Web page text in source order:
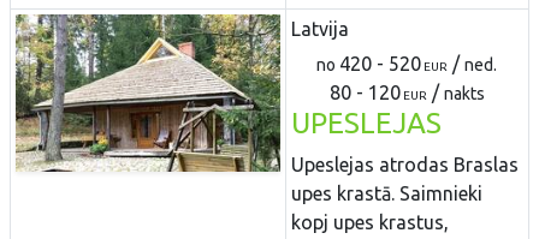
Latvija
no 420 - 520 EUR /ned.
80 - 120EUR /nakts
UPESLEJAS
Upeslejas atrodas Braslas
upes krastā. Saimnieki
kopj upes krastus,